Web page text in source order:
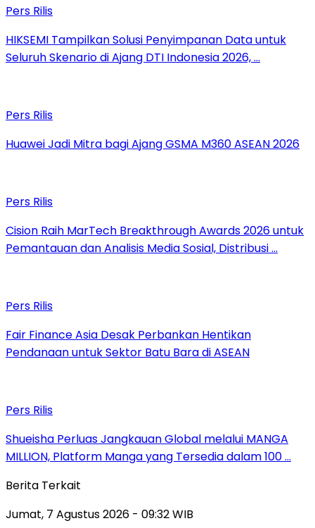
Pers Rilis
HIKSEMI Tampilkan Solusi Penyimpanan Data untuk
Seluruh Skenario di Ajang DTI Indonesia 2026, …
Pers Rilis
Huawei Jadi Mitra bagi Ajang GSMA M360 ASEAN 2026
Pers Rilis
Cision Raih MarTech Breakthrough Awards 2026 untuk
Pemantauan dan Analisis Media Sosial, Distribusi …
Pers Rilis
Fair Finance Asia Desak Perbankan Hentikan
Pendanaan untuk Sektor Batu Bara di ASEAN
Pers Rilis
Shueisha Perluas Jangkauan Global melalui MANGA
MILLION, Platform Manga yang Tersedia dalam 100 …
Berita Terkait
Jumat, 7 Agustus 2026 - 09:32 WIB